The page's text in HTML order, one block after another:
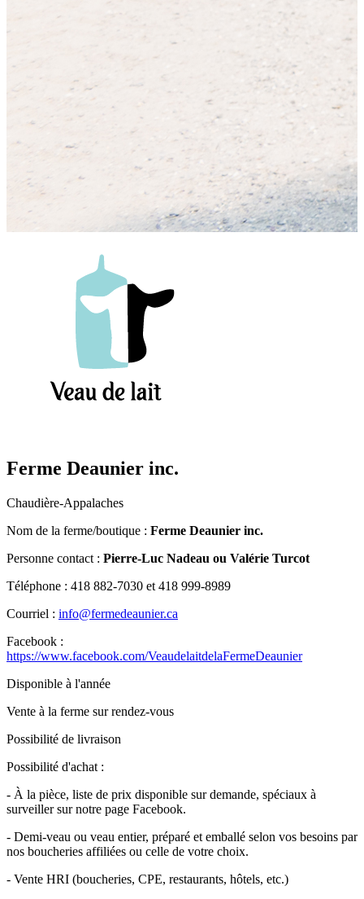
Ferme Deaunier inc.
Chaudière-Appalaches
Nom de la ferme/boutique : Ferme Deaunier inc.
Personne contact : Pierre-Luc Nadeau ou Valérie Turcot
Téléphone : 418 882-7030 et 418 999-8989
Courriel : info@fermedeaunier.ca
Facebook :
https://www.facebook.com/VeaudelaitdelaFermeDeaunier
Disponible à l'année
Vente à la ferme sur rendez-vous
Possibilité de livraison
Possibilité d'achat :
- À la pièce, liste de prix disponible sur demande, spéciaux à
surveiller sur notre page Facebook.
- Demi-veau ou veau entier, préparé et emballé selon vos besoins par
nos boucheries affiliées ou celle de votre choix.
- Vente HRI (boucheries, CPE, restaurants, hôtels, etc.)